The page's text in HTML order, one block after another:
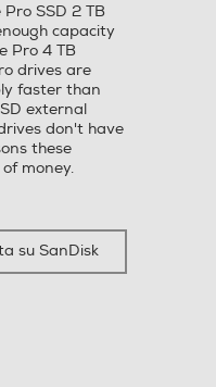
SSD 2 TB
capacity
Pro 4 TB
drives are
faster than
external
don't have
these
money.
su SanDisk